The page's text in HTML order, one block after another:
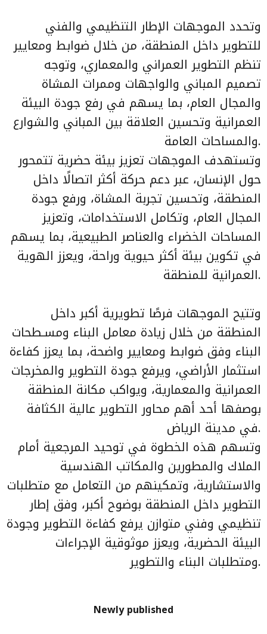
وتحدد الموجهات الإطار التنظيمي والفني
للتطوير داخل المنطقة، من خلال ضوابط ومعايير
تنظم التطوير العمراني والمعماري، وتوجه
تصميم المباني والواجهات وممرات المشاة
والمجال العام، بما يسهم في رفع جودة البيئة
العمرانية وتحسين العلاقة بين المباني والشوارع
والمساحات العامة.
وتستهدف الموجهات تعزيز بيئة حضرية تتمحور
حول الإنسان، عبر دعم حركة أكثر اتصالًا داخل
المنطقة، وتحسين تجربة المشاة، ورفع جودة
المجال العام، وتكامل الاستخدامات، وتعزيز
المساحات الخضراء والعناصر الطبيعية، بما يسهم
في تكوين بيئة أكثر حيوية وراحة، ويعزز الهوية
العمرانية للمنطقة.
وتتيح الموجهات فرصًا تطويرية أكبر داخل
المنطقة من خلال زيادة معامل البناء ومسـطحات
البناء وفق ضوابط ومعايير واضحة، بما يعزز كفاءة
استثمار الأراضي، ويرفع جودة التطوير والمخرجات
العمرانية والمعمارية، ويواكب مكانة المنطقة
بوصفها أحد أهم محاور التطوير عالية الكثافة
في مدينة الرياض.
وتسهم هذه الخطوة في توحيد المرجعية أمام
الملاك والمطورين والمكاتب الهندسية
والاستشارية، وتمكينهم من التعامل مع متطلبات
التطوير داخل المنطقة بوضوح أكبر، وفق إطار
تنظيمي وفني متوازن يرفع كفاءة التطوير وجودة
البيئة الحضرية، ويعزز موثوقية الإجراءات
ومتطلبات البناء والتطوير.
Newly published